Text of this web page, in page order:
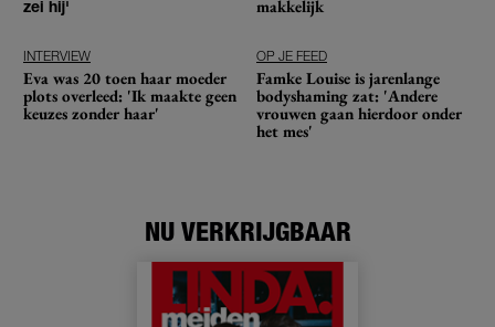
zei hij'
makkelijk
INTERVIEW
Eva was 20 toen haar moeder
plots overleed: 'Ik maakte geen
keuzes zonder haar'
OP JE FEED
Famke Louise is jarenlange
bodyshaming zat: 'Andere
vrouwen gaan hierdoor onder
het mes'
NU VERKRIJGBAAR